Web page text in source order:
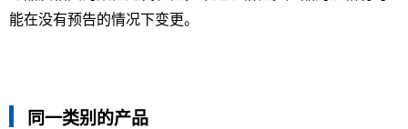
能在没有预告的情况下变更。
同一类别的产品